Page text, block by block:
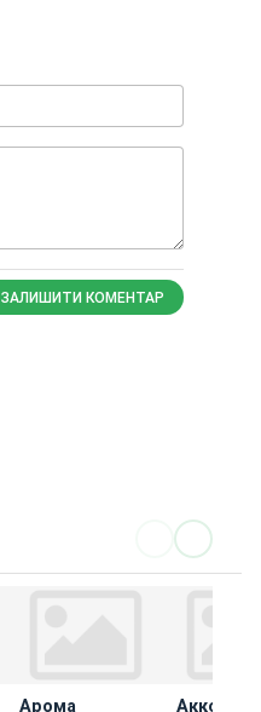
ЗАЛИШИТИ КОМЕНТАР
Арома Аккорд